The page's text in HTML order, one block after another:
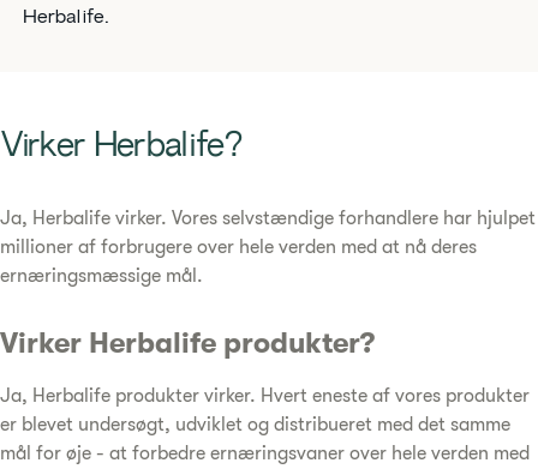
Herbalife.
Virker Herbalife?
Ja, Herbalife virker. Vores selvstændige forhandlere har hjulpet
millioner af forbrugere over hele verden med at nå deres
ernæringsmæssige mål.
Virker Herbalife produkter?
Ja, Herbalife produkter virker. Hvert eneste af vores produkter
er blevet undersøgt, udviklet og distribueret med det samme
mål for øje - at forbedre ernæringsvaner over hele verden med